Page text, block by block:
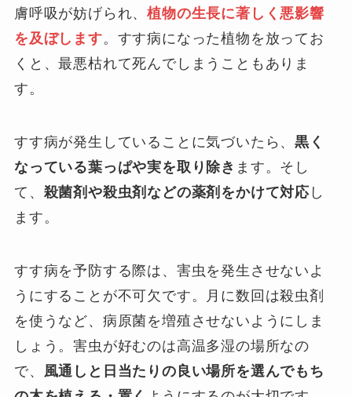
膚呼吸が妨げられ、植物の生長に著しく悪影響
を及ぼします。すす病になった植物を放ってお
くと、最悪枯れて死んでしまうこともありま
す。
すす病が発生していることに気づいたら、黒く
なっている葉っぱや実を取り除き ます。そし
て、 殺菌剤や殺虫剤などの薬剤をかけて対応 し
ます。
すす病を予防する際は、害虫を発生させないよ
うにすることが不可欠です。月に数回は殺虫剤
を使うなど、病原菌を増殖させないようにしま
しょう。害虫が好むのは高温多湿の場所なの
で、
風通しと日当たりの良い場所を選んでもち